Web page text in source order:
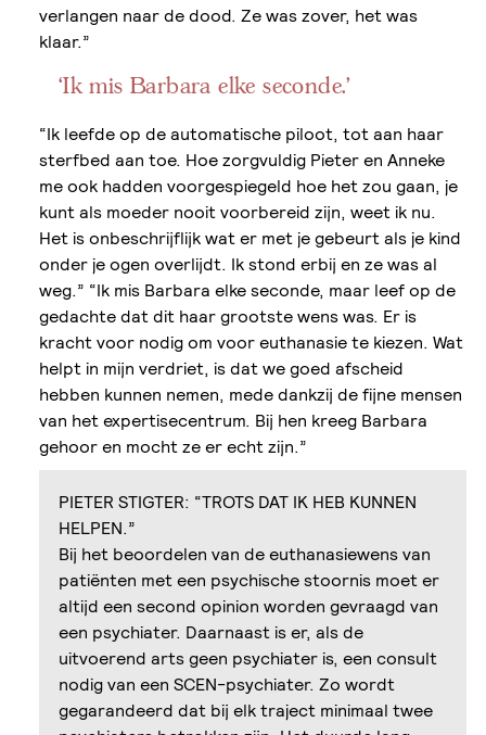
verlangen naar de dood. Ze was zover, het was
klaar.”
‘Ik mis Barbara elke seconde.’
“Ik leefde op de automatische piloot, tot aan haar
sterfbed aan toe. Hoe zorgvuldig Pieter en Anneke
me ook hadden voorgespiegeld hoe het zou gaan, je
kunt als moeder nooit voorbereid zijn, weet ik nu.
Het is onbeschrijflijk wat er met je gebeurt als je kind
onder je ogen overlijdt. Ik stond erbij en ze was al
weg.” “Ik mis Barbara elke seconde, maar leef op de
gedachte dat dit haar grootste wens was. Er is
kracht voor nodig om voor euthanasie te kiezen. Wat
helpt in mijn verdriet, is dat we goed afscheid
hebben kunnen nemen, mede dankzij de fijne mensen
van het expertisecentrum. Bij hen kreeg Barbara
gehoor en mocht ze er echt zijn.”
PIETER STIGTER: “TROTS DAT IK HEB KUNNEN
HELPEN.”
Bij het beoordelen van de euthanasiewens van
patiënten met een psychische stoornis moet er
altijd een second opinion worden gevraagd van
een psychiater. Daarnaast is er, als de
uitvoerend arts geen psychiater is, een consult
nodig van een SCEN-psychiater. Zo wordt
gegarandeerd dat bij elk traject minimaal twee